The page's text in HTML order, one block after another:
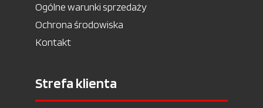
Ogólne warunki sprzedaży
Ochrona środowiska
Kontakt
Strefa klienta